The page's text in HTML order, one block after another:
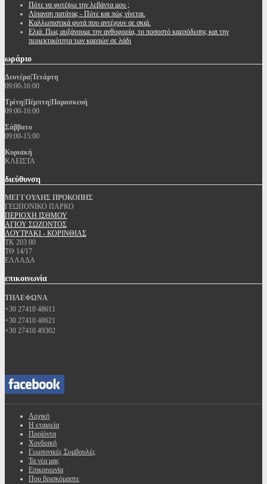
Πότε να φυτέψω την λεβάντα μου ;
Λίπανση πατάτας - Πότε και πώς γίνεται.
Καλλωπιστικά φυτά που αντέχουν σε σκιά.
Ελιά: Πως αυξάνουμε την ανθοφορία, το ποσοστό καρπόδεσης και την
περιεκτικότητα των καρπών σε λάδι
ωράριο
Δευτέρα|Τετάρτη
09:00-16:00
Τρίτη|Πέμπτη|Παρασκευή
09:00-16:00
Σάββατο
09:00-15:00
Κυριακή
ΚΛΕΙΣΤΑ
διεύθυνση
ΜΕΓΓΟΥΛΗΣ ΠΡΟΚΟΠΗΣ
ΓΕΩΠΟΝΙΚΟ ΠΑΡΚΟ
ΠΕΡΙΟΧΗ ΙΣΘΜΟΥ
ΑΓΙΟΥ ΣΩΖΟΝΤΟΣ
ΛΟΥΤΡΑΚΙ - ΚΟΡΙΝΘΙΑΣ
ΤΚ 203 00
ΤΘ 14/17
ΕΛΛΑΔΑ
επικοινωνία
ΤΗΛΕΦΩΝΑ
+30 27410 48611
+30 27410 48621
+30 27410 49302
Αρχική
Η εταιρεία
Προϊόντα
Χονδρική
Γεωπονικές Συμβουλές
Τα νέα μας
Επικοινωνία
Που βρισκόμαστε